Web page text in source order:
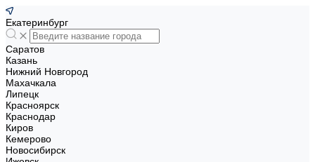
Екатеринбург
Саратов
Казань
Нижний Новгород
Махачкала
Липецк
Красноярск
Краснодар
Киров
Кемерово
Новосибирск